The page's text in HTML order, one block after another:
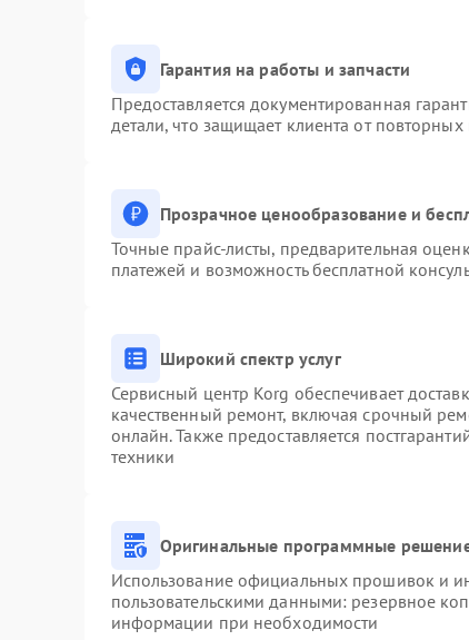
Гарантия на работы и запчасти
Предоставляется документированная
детали, что защищает клиента от повторных
Прозрачное ценообразование и
Точные прайс-листы, предварительная
платежей и возможность бесплатной
Широкий спектр услуг
Сервисный центр Korg обеспечивает
качественный ремонт, включая срочный
онлайн. Также предоставляется
техники
Оригинальные программные
Использование официальных прошивок и
пользовательскими данными: резервное
информации при необходимости